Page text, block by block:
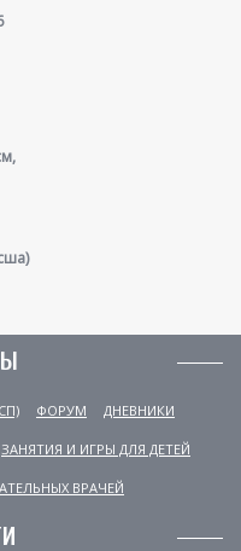
ФОРУМ ДНЕВНИКИ
ЗАНЯТИЯ И ИГРЫ ДЛЯ ДЕТЕЙ
ВРАЧЕЙ